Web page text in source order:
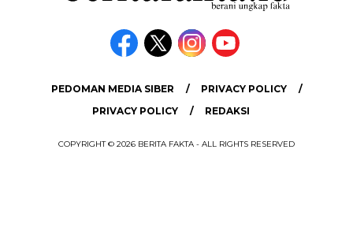
PEDOMAN MEDIA SIBER
PRIVACY POLICY
PRIVACY POLICY
REDAKSI
COPYRIGHT © 2026 BERITA FAKTA - ALL RIGHTS RESERVED